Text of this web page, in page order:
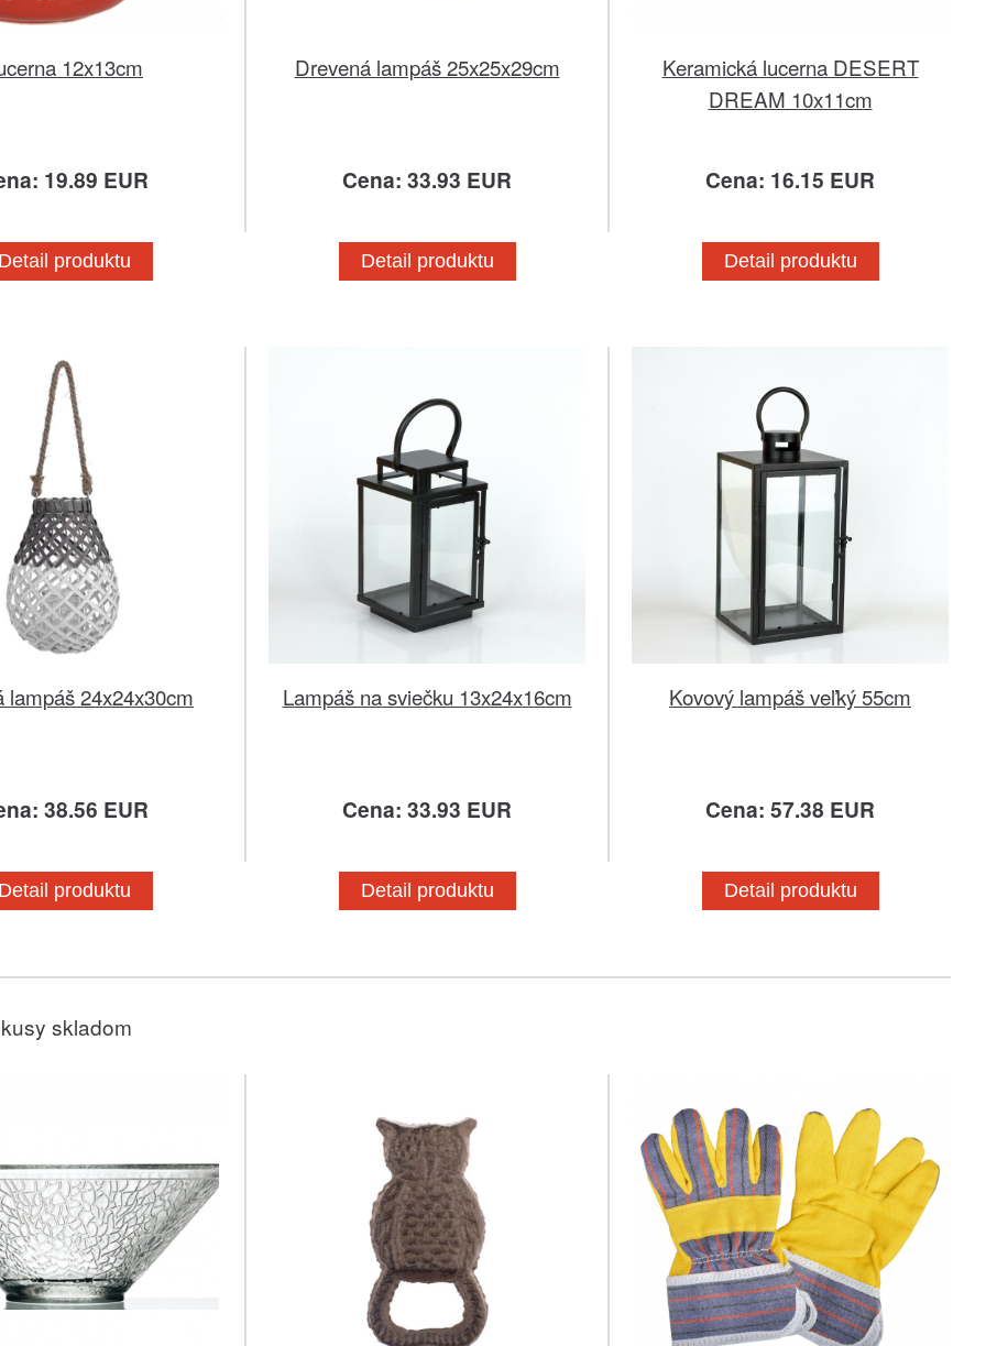
12x13cm
19.89 EUR
produktu
Drevená lampáš 25x25x29cm
Cena: 33.93 EUR
Detail produktu
Keramická lucerna DESERT
DREAM 10x11cm
Cena: 16.15 EUR
Detail produktu
lampáš 24x24x30cm
38.56 EUR
produktu
Lampáš na sviečku 13x24x16cm
Cena: 33.93 EUR
Detail produktu
Kovový lampáš veľký 55cm
Cena: 57.38 EUR
Detail produktu
skladom